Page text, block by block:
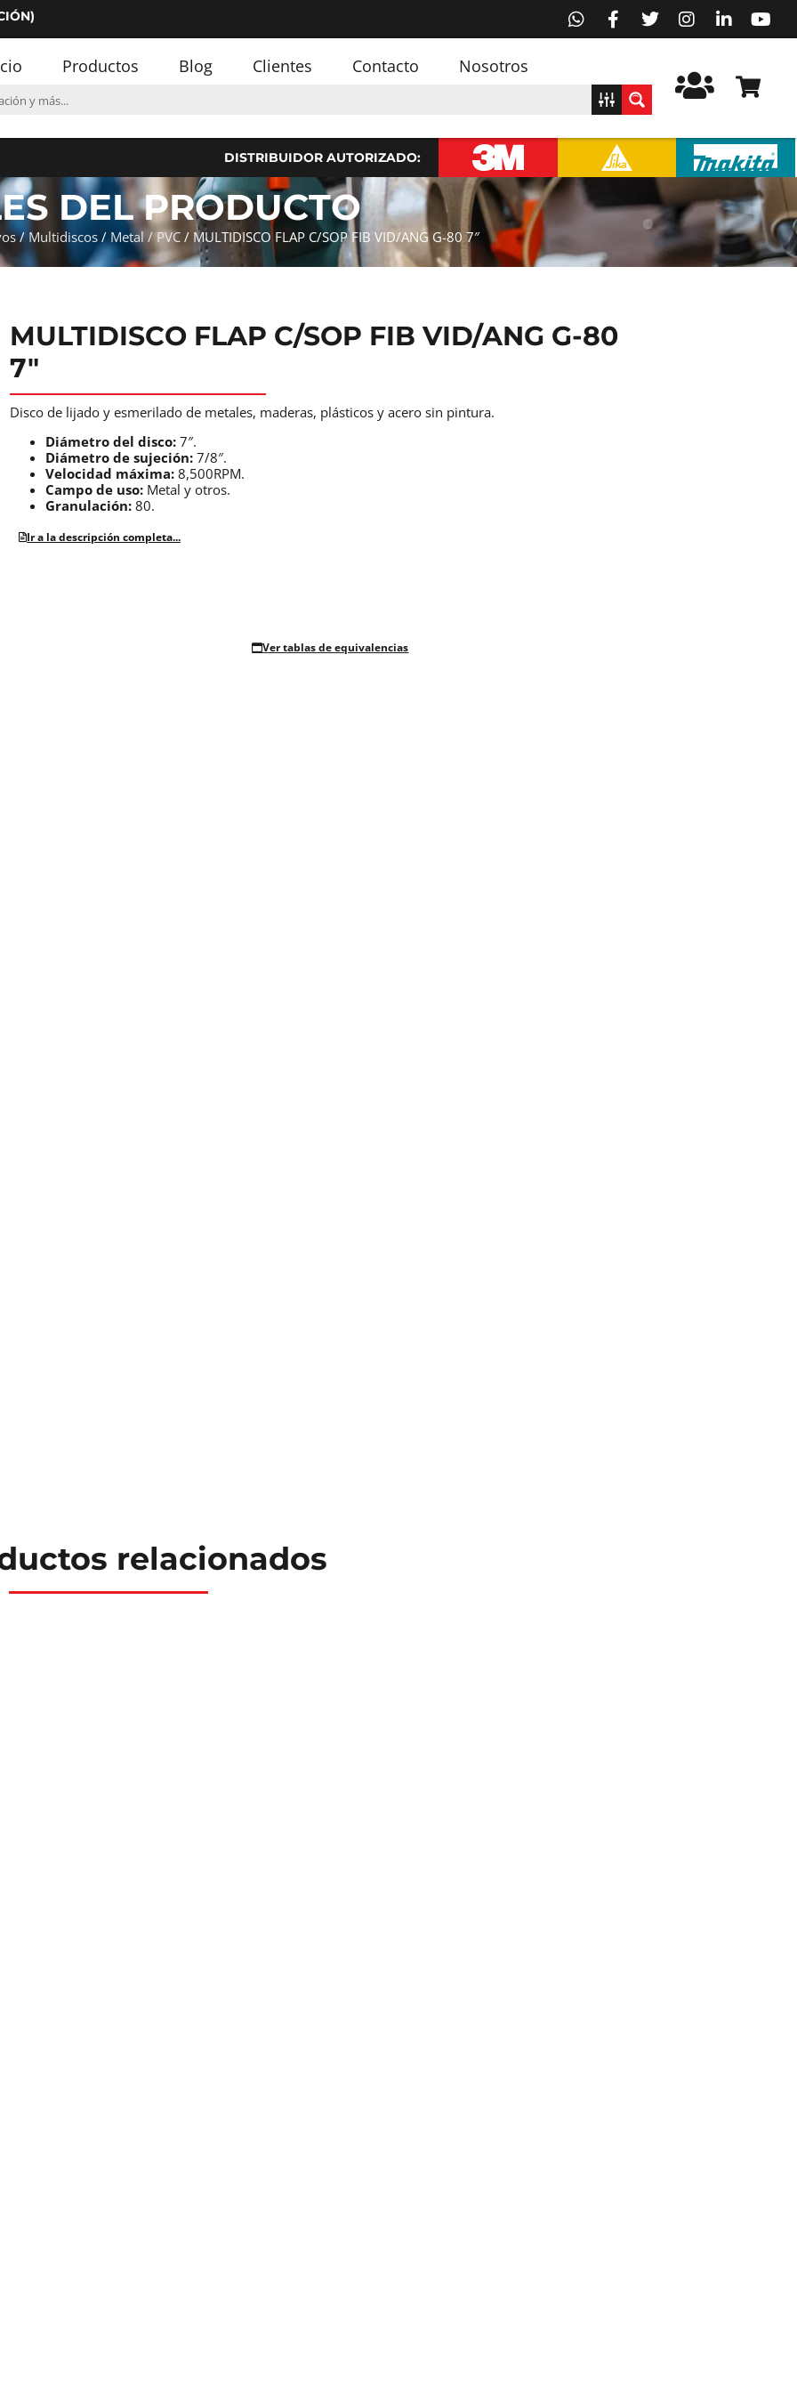
Productos Blog Clientes Contacto Nosotros
DISTRIBUIDOR AUTORIZADO:
DEL PRODUCTO
/Multidiscos / Metal / PVC / MULTIDISCO FLAP C/SOP FIB VID/ANG G-80 7″
MULTIDISCO FLAP C/SOP FIB VID/ANG G-80
7″
Disco de lijado y esmerilado de metales, maderas, plásticos y acero sin pintura.
Diámetro del disco: 7″.
Diámetro de sujeción: 7/8″.
Velocidad máxima: 8,500RPM.
Campo de uso: Metal y otros.
Granulación: 80.
Ir a la descripción completa...
Ver tablas de equivalencias
relacionados